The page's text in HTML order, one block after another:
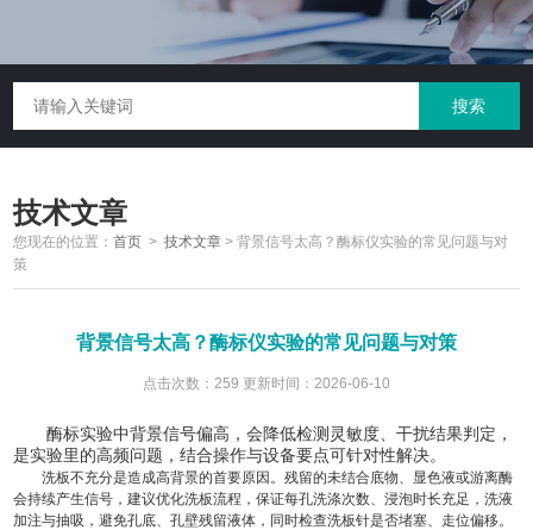
技术文章
您现在的位置：首页 >技术文章 >背景信号太高？酶标仪实验的常见问题与对
策
背景信号太高？酶标仪实验的常见问题与对策
点击次数：259 更新时间：2026-06-10
酶标实验中背景信号偏高，会降低检测灵敏度、干扰结果判定，
是实验里的高频问题，结合操作与设备要点可针对性解决。
洗板不充分是造成高背景的首要原因。残留的未结合底物、显色液或游离酶
会持续产生信号，建议优化洗板流程，保证每孔洗涤次数、浸泡时长充足，洗液
加注与抽吸，避免孔底、孔壁残留液体，同时检查洗板针是否堵塞、走位偏移。